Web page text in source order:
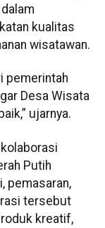
kualitas
wisatawan.
pemerintah
Desa Wisata
ujarnya.
Putih
pemasaran,
tersebut
kreatif,